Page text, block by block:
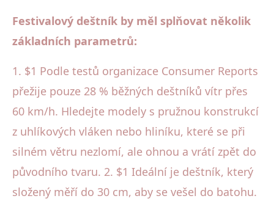
Festivalový deštník by měl splňovat několik
základních parametrů:
1. $1 Podle testů organizace Consumer Reports
přežije pouze 28 % běžných deštníků vítr přes
60 km/h. Hledejte modely s pružnou konstrukcí
z uhlíkových vláken nebo hliníku, které se při
silném větru nezlomí, ale ohnou a vrátí zpět do
původního tvaru. 2. $1 Ideální je deštník, který
složený měří do 30 cm, aby se vešel do batohu.